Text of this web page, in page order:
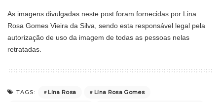
As imagens divulgadas neste post foram fornecidas por Lina
Rosa Gomes Vieira da Silva, sendo esta responsável legal pela
autorização de uso da imagem de todas as pessoas nelas
retratadas.
TAGS: Lina Rosa
Lina Rosa Gomes